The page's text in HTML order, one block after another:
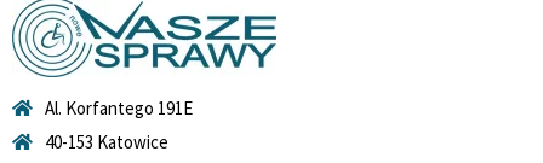
Al. Korfantego 191E
40-153 Katowice